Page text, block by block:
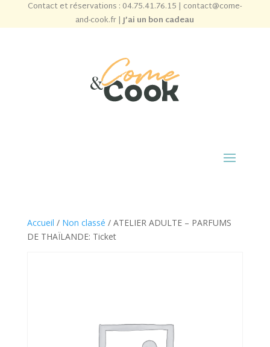
Contact et réservations : 04.75.41.76.15 | contact@come-
and-cook.fr|J’ai un bon cadeau
Accueil / Non classé / ATELIER ADULTE – PARFUMS
DE THAÏLANDE: Ticket